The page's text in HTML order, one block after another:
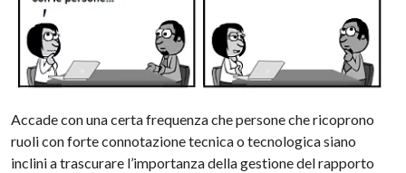
Accade con una certa frequenza che persone che ricoprono
ruoli con forte connotazione tecnica o tecnologica siano
inclini a trascurare l’importanza della gestione del rapporto